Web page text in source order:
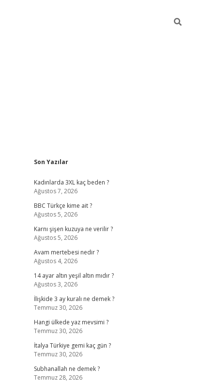
Sidebar
Son Yazılar
Kadınlarda 3XL kaç beden ?
Ağustos 7, 2026
BBC Türkçe kime ait ?
Ağustos 5, 2026
Karnı şişen kuzuya ne verilir ?
Ağustos 5, 2026
Avam mertebesi nedir ?
Ağustos 4, 2026
14 ayar altın yeşil altın mıdır ?
Ağustos 3, 2026
İlişkide 3 ay kuralı ne demek ?
Temmuz 30, 2026
Hangi ülkede yaz mevsimi ?
Temmuz 30, 2026
İtalya Türkiye gemi kaç gün ?
Temmuz 30, 2026
Subhanallah ne demek ?
Temmuz 28, 2026